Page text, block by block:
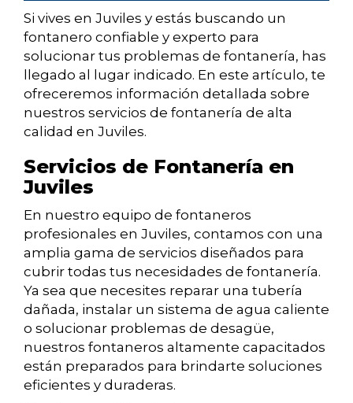
Si vives en Juviles y estás buscando un
fontanero confiable y experto para
solucionar tus problemas de fontanería, has
llegado al lugar indicado. En este artículo, te
ofreceremos información detallada sobre
nuestros servicios de fontanería de alta
calidad en Juviles.
Servicios de Fontanería en
Juviles
En nuestro equipo de fontaneros
profesionales en Juviles, contamos con una
amplia gama de servicios diseñados para
cubrir todas tus necesidades de fontanería.
Ya sea que necesites reparar una tubería
dañada, instalar un sistema de agua caliente
o solucionar problemas de desagüe,
nuestros fontaneros altamente capacitados
están preparados para brindarte soluciones
eficientes y duraderas.